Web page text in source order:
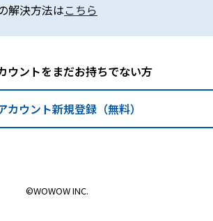
解決方法はこちら
ウントをまだお持ちでない方
カウント新規登録（無料）
©WOWOW INC.